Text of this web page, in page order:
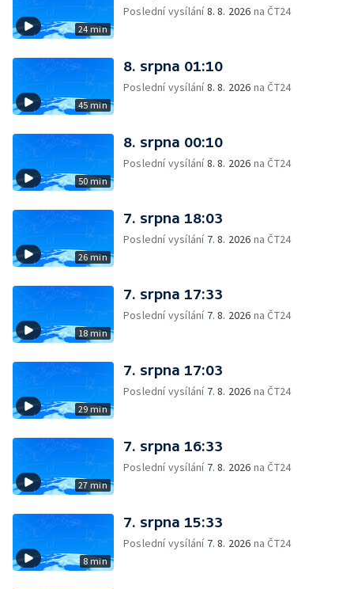
24 min
Poslední vysílání8. 8. 2026 na ČT24
45 min
8. srpna 01:10
Poslední vysílání8. 8. 2026 na ČT24
50 min
8. srpna 00:10
Poslední vysílání8. 8. 2026 na ČT24
26 min
7. srpna 18:03
Poslední vysílání 7. 8. 2026 na ČT24
18 min
7. srpna 17:33
Poslední vysílání 7. 8. 2026 na ČT24
29 min
7. srpna 17:03
Poslední vysílání 7. 8. 2026 na ČT24
27 min
7. srpna 16:33
Poslední vysílání 7. 8. 2026 na ČT24
8 min
7. srpna 15:33
Poslední vysílání 7. 8. 2026 na ČT24